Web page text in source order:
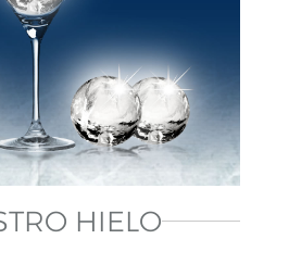
HIELO